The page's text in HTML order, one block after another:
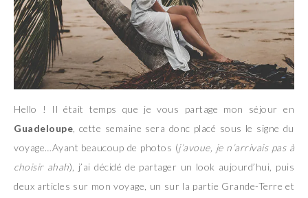
Hello ! Il était temps que je vous partage mon séjour en
Guadeloupe , cette semaine sera donc placé sous le signe du
voyage…Ayant beaucoup de photos (j’avoue, je n’arrivais pas à
choisir ahah), j’ai décidé de partager un look aujourd’hui, puis
deux articles sur mon voyage, un sur la partie Grande-Terre et